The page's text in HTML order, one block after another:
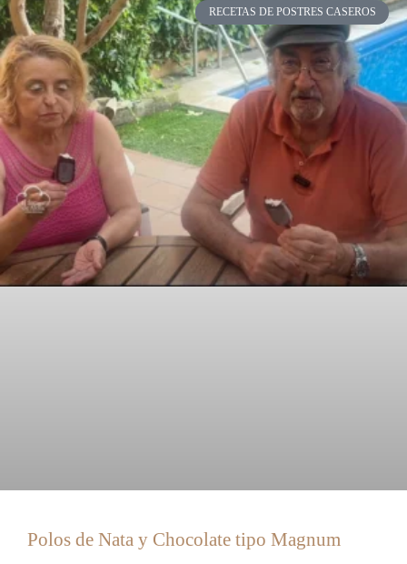
RECETAS DE POSTRES CASEROS
Polos de Nata y Chocolate tipo Magnum